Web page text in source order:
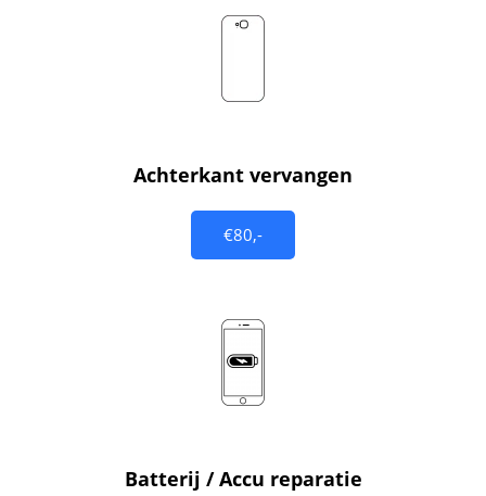
Achterkant vervangen
€80,-
Batterij / Accu reparatie